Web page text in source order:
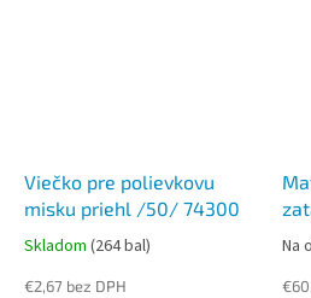
Viečko pre polievkovu
misku priehl /50/ 74300
Skladom (264 bal)
€2,67 bez DPH
Na